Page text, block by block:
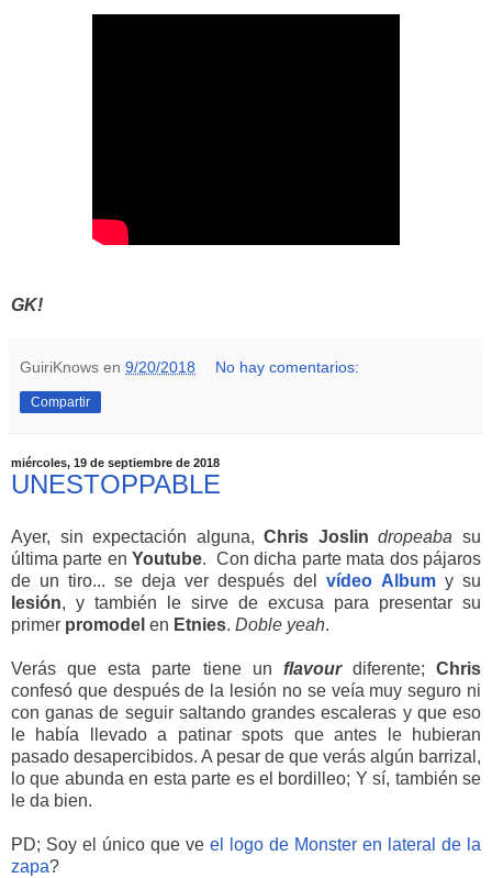
GK!
GuiriKnows en 9/20/2018 No hay comentarios:
Compartir
miércoles, 19 de septiembre de 2018
UNESTOPPABLE
Ayer, sin expectación alguna,Chris Joslin dropeaba su
última parte enYoutube. Con dicha parte mata dos pájaros
de un tiro... se deja ver después del vídeo Album y su
lesión, y también le sirve de excusa para presentar su
primer promodel en Etnies. Doble yeah.
Verás que esta parte tiene un flavourdiferente; Chris
confesó que después de la lesión no se veía muy seguro ni
con ganas de seguir saltando grandes escaleras y que eso
le había llevado a patinar spots que antes le hubieran
pasado desapercibidos. A pesar de que verás algún barrizal,
lo que abunda en esta parte es el bordilleo; Y sí, también se
le da bien.
PD; Soy el único que ve el logo de Monster en lateral de la
zapa?